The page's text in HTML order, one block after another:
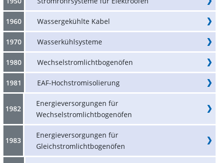
1960 Wassergekühlte Kabel
1970 Wasserkühlsysteme
1980 Wechselstromlichtbogenöfen
1981 EAF-Hochstromisolierung
1982
Energieversorgungen für
Wechselstromlichtbogenöfen
1983
Energieversorgungen für
Gleichstromlichtbogenöfen